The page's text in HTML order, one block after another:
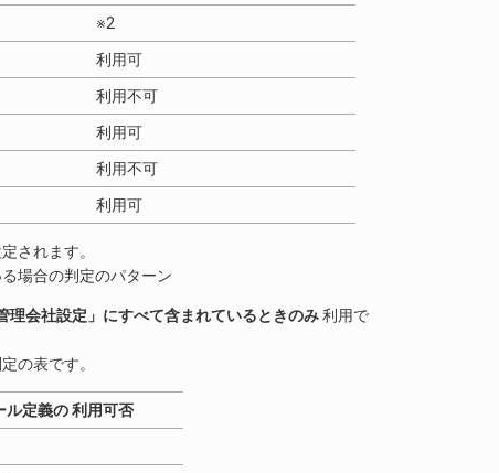
※2
利用可
利用不可
利用可
利用不可
利用可
されます。
場合の判定のパターン
理会社設定」にすべて含まれているときのみ利用で
の表です。
ル定義の 利用可否